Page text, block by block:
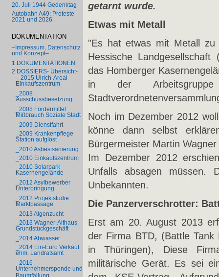
20. Juli 1944 Gedenktag
Autobahn A49: Proteste
2021 und 2026
DOKUMENTATION
–Impressum, Datenschutz
und Konzept–
1 DOKUMENTATIONEN
2 DOSSIERS- Übersicht-
– 2015 Ulrich-Areal
Einkaufszentrum
_2008
Ausschussbesetzung
_2008 Fördermittel
Mißbrauch Soziale Stadt
_2009 Dienstfahrt
_2009 Krankenpflege
Station aufglöst
_2010 Asbestsanierung
_2010 Einkaufszentrum
_2010 Solarpark
Kasernengelände
_2012 Asylbewerber
Unterbringung
_2012 Projektstudie
Marktpassage
_2013 Algenzucht
_2013 Wagner-Althaus
Grundstückgeschäft
_2014 Abwasser
_2014 Ein-Euro Verkauf
ehm. Landratsamt
_2016
Unternehmerspende und
getarnt wurde.
Etwas mit Metall
"Es hat etwas mit Metall
Hessische
das Homberger
in der
Noch im Dezember 2012
könne dann selbst
Bürgermeister Martin
Im Dezember 2012
Unfalls absagen
Unbekannten.
Die Panzerverschrotter:
Erst am 20. August 2013
der Firma BTD, (Battle Tank
in Thüringen), Diese
militärische Gerät. Es sei